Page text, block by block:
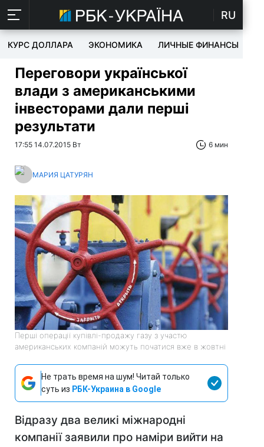
RU
КУРС ДОЛЛАРА ЭКОНОМИКА ЛИЧНЫЕ ФИНАНСЫ
Переговори української
влади з американськими
інвесторами дали перші
результати
17:55 14.07.2015 Вт 6 мин
МАРИЯ ЦАТУРЯН
Перші операції купівлі-продажу газу з участю
американських компаній можуть початися вже в жовтні
Не трать время на шум! Читай только
суть из РБК-Украина в Google
Відразу два великі міжнародні
компанії заявили про наміри вийти на